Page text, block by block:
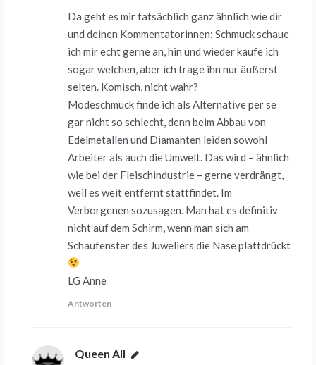
Da geht es mir tatsächlich ganz ähnlich wie dir
und deinen Kommentatorinnen: Schmuck schaue
ich mir echt gerne an, hin und wieder kaufe ich
sogar welchen, aber ich trage ihn nur äußerst
selten. Komisch, nicht wahr?
Modeschmuck finde ich als Alternative per se
gar nicht so schlecht, denn beim Abbau von
Edelmetallen und Diamanten leiden sowohl
Arbeiter als auch die Umwelt. Das wird – ähnlich
wie bei der Fleischindustrie – gerne verdrängt,
weil es weit entfernt stattfindet. Im
Verborgenen sozusagen. Man hat es definitiv
nicht auf dem Schirm, wenn man sich am
Schaufenster des Juweliers die Nase plattdrückt
LG Anne
Antworten
Queen All sagt: